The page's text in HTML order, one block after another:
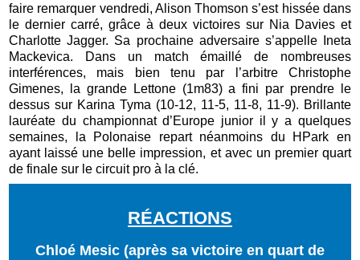
faire remarquer vendredi, Alison Thomson s’est hissée dans
le dernier carré, grâce à deux victoires sur Nia Davies et
Charlotte Jagger. Sa prochaine adversaire s’appelle Ineta
Mackevica. Dans un match émaillé de nombreuses
interférences, mais bien tenu par l’arbitre Christophe
Gimenes, la grande Lettone (1m83) a fini par prendre le
dessus sur Karina Tyma (10-12, 11-5, 11-8, 11-9). Brillante
lauréate du championnat d’Europe junior il y a quelques
semaines, la Polonaise repart néanmoins du HPark en
ayant laissé une belle impression, et avec un premier quart
de finale sur le circuit pro à la clé.
RÉACTIONS
Chloé Mesic (après sa victoire en quart de